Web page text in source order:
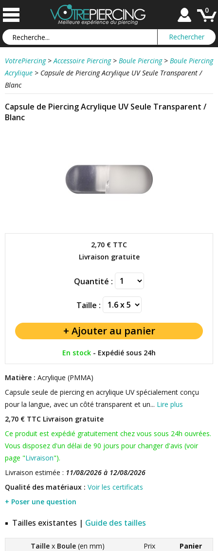
0
VotrePiercing > Accessoire Piercing > Boule Piercing > Boule Piercing
Acrylique > Capsule de Piercing Acrylique UV Seule Transparent /
Blanc
Capsule de Piercing Acrylique UV Seule Transparent /
Blanc
2,70 € TTC
Livraison gratuite
Quantité :
Taille :
En stock - Expédié sous 24h
Matière : Acrylique (PMMA)
Capsule seule de piercing en acrylique UV spécialement conçu
pour la langue, avec un côté transparent et un... Lire plus
2,70 € TTC Livraison gratuite
Ce produit est expédié gratuitement chez vous sous 24h ouvrées.
Vous disposez d'un délai de 90 jours pour changer d'avis (voir
page "Livraison").
Livraison estimée : 11/08/2026 à 12/08/2026
Qualité des matériaux : Voir les certificats
+ Poser une question
Tailles existantes | Guide des tailles
Taille x Boule (en mm) Prix Panier